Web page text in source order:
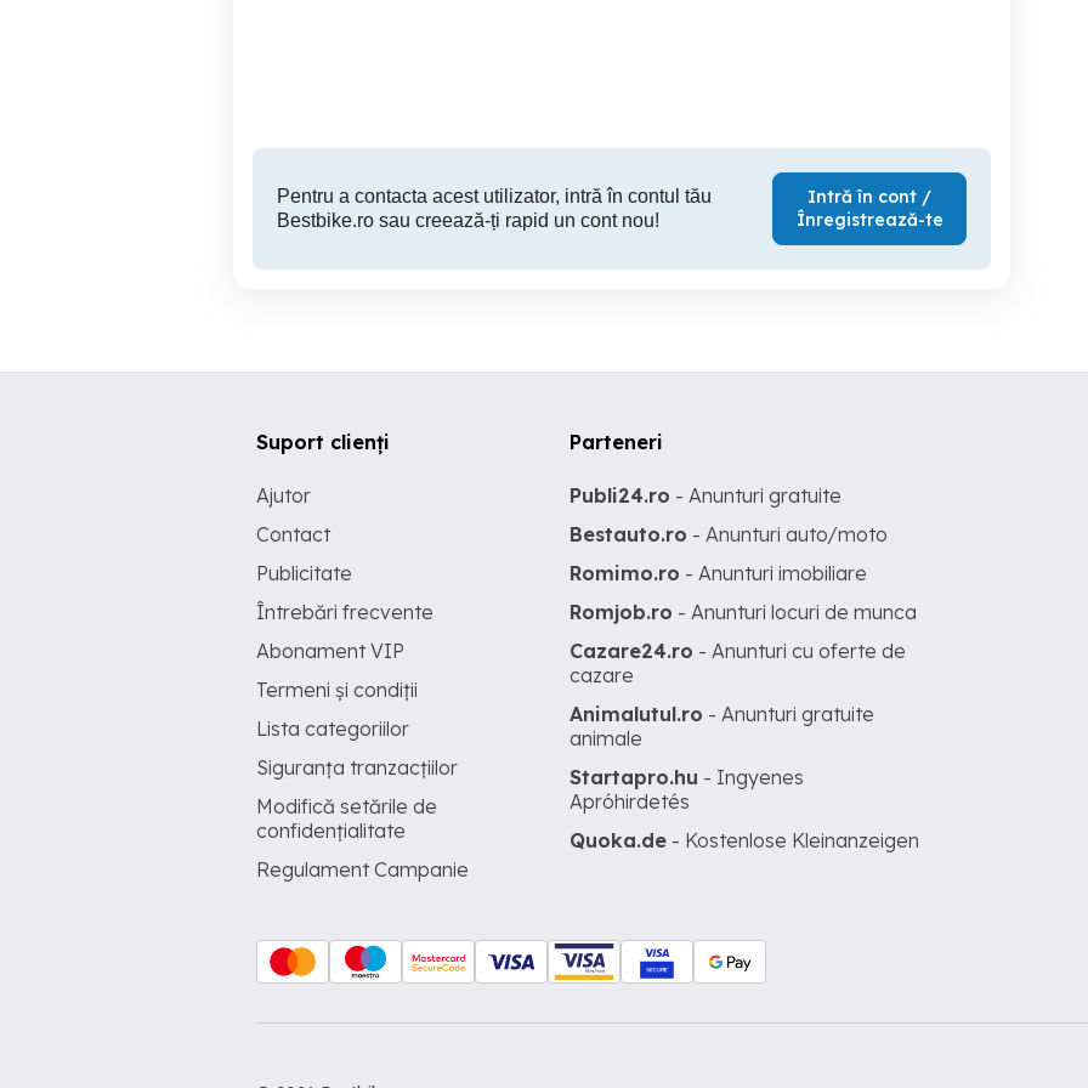
Pentru a contacta acest utilizator, intră în contul tău
Bestbike.ro sau creează-ți rapid un cont nou!
Intră în cont /
Înregistrează-te
Suport clienți
Ajutor
Contact
Publicitate
Întrebări frecvente
Abonament VIP
Termeni și condiții
Lista categoriilor
Siguranța tranzacțiilor
Modifică setările de
confidențialitate
Regulament Campanie
Parteneri
Publi24.ro - Anunturi gratuite
Bestauto.ro - Anunturi auto/moto
Romimo.ro - Anunturi imobiliare
Romjob.ro - Anunturi locuri de munca
Cazare24.ro - Anunturi cu oferte de
cazare
Animalutul.ro - Anunturi gratuite
animale
Startapro.hu - Ingyenes
Apróhirdetés
Quoka.de - Kostenlose Kleinanzeigen